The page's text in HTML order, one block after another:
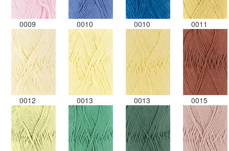
0009 0010 0010 0011
0012 0013 0013 0015